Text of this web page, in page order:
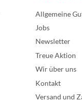
Allgemeine
Jobs
Newsletter
Treue Aktion
Wir über uns
Kontakt
Versand und